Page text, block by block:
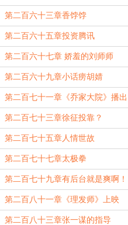
第二百六十三章香饽饽
第二百六十五章投资腾讯
第二百六十七章 娇羞的刘师师
第二百六十九章小话痨胡婧
第二百七十一章《乔家大院》播出
第二百七十三章徐征投靠？
第二百七十五章人情世故
第二百七十七章太极拳
第二百七十九章有后台就是爽啊！
第二百八十一章《理发师》上映
第二百八十三章张一谋的指导